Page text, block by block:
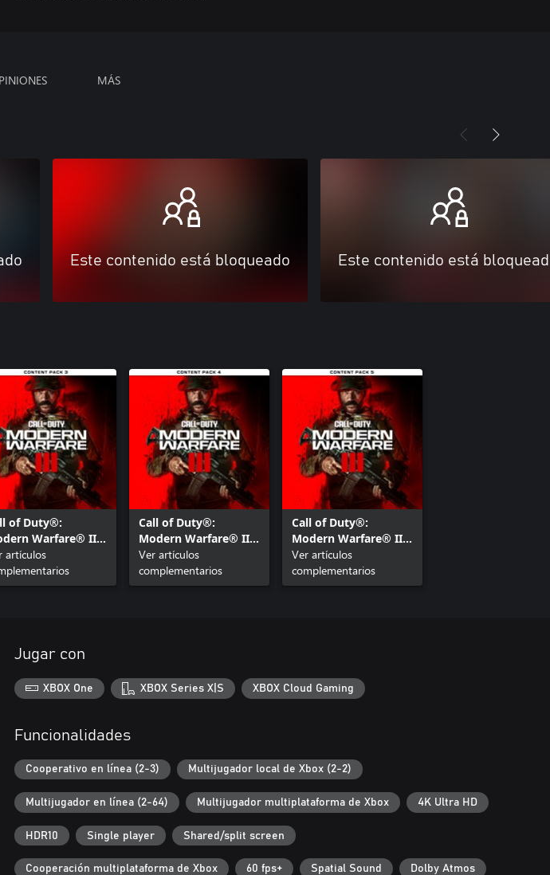
MÁS
Este contenido está bloqueado Este contenido está
of Duty®:
Warfare® III
de
3
artículos
Call of Duty®:
Modern Warfare® III
- Paquete de
Contenido 4
Ver artículos
complementarios
Call of Duty®:
Modern Warfare® III
- Paquete de
Contenido 5
Ver artículos
complementarios
Jugar con
XBOX One XBOX Series X|S XBOX Cloud Gaming
Funcionalidades
Cooperativo en línea (2-3) Multijugador local de Xbox (2-2)
Multijugador en línea (2-64) Multijugador multiplataforma de Xbox 4K Ultra HD
HDR10 Single player Shared/split screen
Cooperación multiplataforma de Xbox 60 fps+ Spatial Sound Dolby Atmos